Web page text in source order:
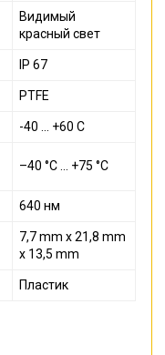
Видимый
красный свет
IP 67
PTFE
-40 ... +60 С
–40 °C ... +75 °C
640 нм
7,7 mm x 21,8 mm
x 13,5 mm
Пластик